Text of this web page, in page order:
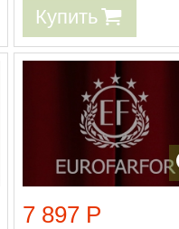
Купить
7 897 Р